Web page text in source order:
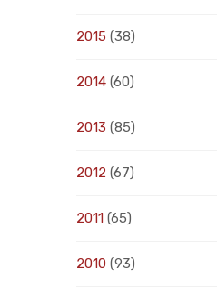
2015 (38)
2014 (60)
2013 (85)
2012 (67)
2011 (65)
2010 (93)